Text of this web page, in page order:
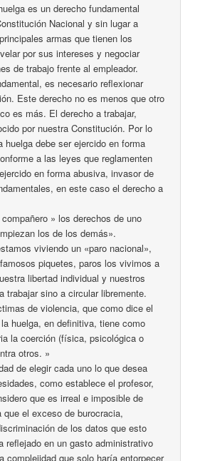
es un derecho fundamental
Nacional y sin lugar a
armas que tienen los
por sus intereses y negociar
de trabajo frente al empleador.
es necesario reflexionar
Este derecho no es menos que otro
es más. El derecho a trabajar,
por nuestra Constitución. Por lo
huelga debe ser ejercido en forma
a las leyes que reglamenten
en forma abusiva, invasor de
en este caso el derecho a
» los derechos de uno
los de los demás».
viviendo un «paro nacional»,
piquetes, paros los vivimos a
libertad individual y nuestros
trabajar sino a circular libremente.
de violencia, que como dice el
huelga, en definitiva, tiene como
la coerción (física, psicológica o
otros. »
de elegir cada uno lo que desea
como establece el profesor,
que es irreal e imposible de
el exceso de burocracia,
de los datos que esto
reflejado en un gasto administrativo
complejidad que solo haría entorpecer